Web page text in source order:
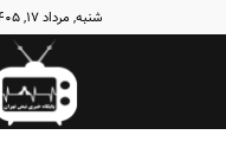
شنبه, مرداد ۱۷, ۱۴۰۵